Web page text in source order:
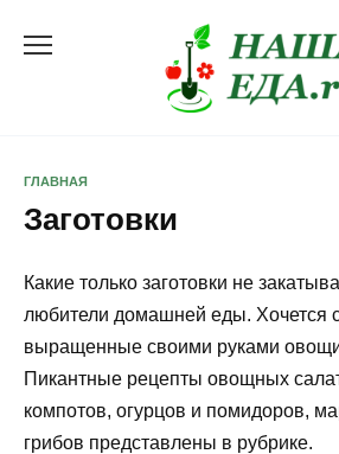
ГЛАВНАЯ
Заготовки
Какие только заготовки не
любители домашней еды. Хочется
выращенные своими руками
Пикантные рецепты овощных
компотов, огурцов и помидоров,
грибов представлены в рубрике.